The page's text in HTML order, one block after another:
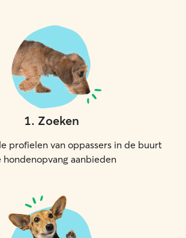
1. Zoeken
profielen van oppassers in de buurt
hondenopvang aanbieden